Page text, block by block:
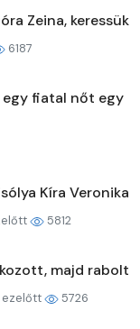
Zeina, keressük
6187
fiatal nőt egy
Kíra Veronika
5812
majd rabolt
ezelőtt 5726